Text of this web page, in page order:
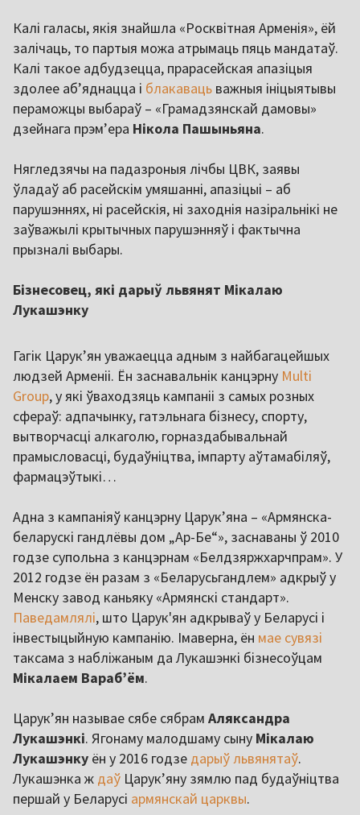
Калі галасы, якія знайшла «Росквітная Арменія», ёй
залічаць, то партыя можа атрымаць пяць мандатаў.
Калі такое адбудзецца, прарасейская апазіцыя
здолее аб’яднацца і блакаваць важныя ініцыятывы
пераможцы выбараў – «Грамадзянскай дамовы»
дзейнага прэм’ера Нікола Пашыньяна.
Нягледзячы на падазроныя лічбы ЦВК, заявы
ўладаў аб расейскім умяшанні, апазіцыі – аб
парушэннях, ні расейскія, ні заходнія назіральнікі не
заўважылі крытычных парушэнняў і фактычна
прызналі выбары.
Бізнесовец, які дарыў львянят Мікалаю
Лукашэнку
Гагік Царук’ян уважаецца адным з найбагацейшых
людзей Арменіі. Ён заснавальнік канцэрну Multi
Group, у які ўваходзяць кампаніі з самых розных
сфераў: адпачынку, гатэльнага бізнесу, спорту,
вытворчасці алкаголю, горназдабывальнай
прамысловасці, будаўніцтва, імпарту аўтамабіляў,
фармацэўтыкі…
Адна з кампаніяў канцэрну Царук’яна – «Армянска-
беларускі гандлёвы дом „Ар-Бе“», заснаваны ў 2010
годзе супольна з канцэрнам «Белдзяржхарчпрам». У
2012 годзе ён разам з «Беларусьгандлем» адкрыў у
Менску завод каньяку «Армянскі стандарт».
Паведамлялі, што Царук'ян адкрываў у Беларусі і
інвестыцыйную кампанію. Імаверна, ён мае сувязі
таксама з набліжаным да Лукашэнкі бізнесоўцам
Мікалаем Вараб’ём.
Царук’ян называе сябе сябрам Аляксандра
Лукашэнкі. Ягонаму малодшаму сыну Мікалаю
Лукашэнку ён у 2016 годзе дарыў львянятаў.
Лукашэнка ж даў Царук’яну зямлю пад будаўніцтва
першай у Беларусі армянскай царквы.